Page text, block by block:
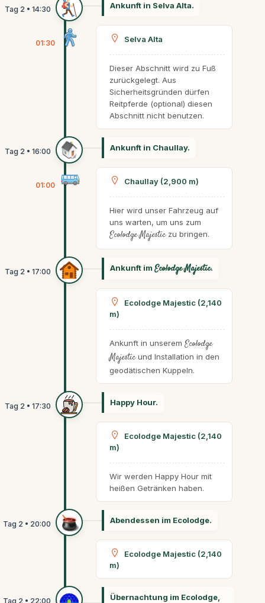
Ankunft in Selva Alta.
01:30 Selva Alta
Dieser Abschnitt wird zu Fuß
zurückgelegt. Aus
Sicherheitsgründen dürfen
Reitpferde (optional) diesen
Abschnitt nicht benutzen.
Ankunft in Chaullay.
01:00 Chaullay (2,900 m)
Hier wird unser Fahrzeug auf
uns warten, um uns zum
Ecolodge Majesticzu bringen.
Ankunft im Ecolodge Majestic.
Ecolodge Majestic (2,140
m)
Ankunft in unserem Ecolodge
Majesticund Installation in den
geodätischen Kuppeln.
Happy Hour.
Ecolodge Majestic (2,140
m)
Wir werden Happy Hour mit
heißen Getränken haben.
Abendessen im Ecolodge.
Ecolodge Majestic (2,140
m)
Übernachtung im Ecolodge,